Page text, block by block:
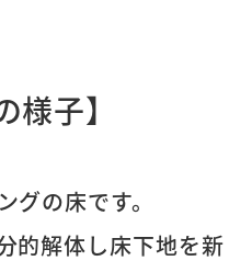
様子】
グの床です。
的解体し床下地を新